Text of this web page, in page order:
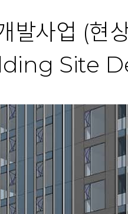
사업 (현
Site